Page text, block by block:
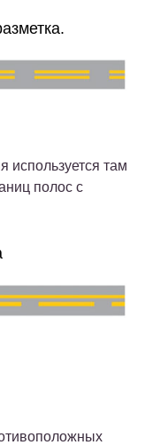
используется там
полос с